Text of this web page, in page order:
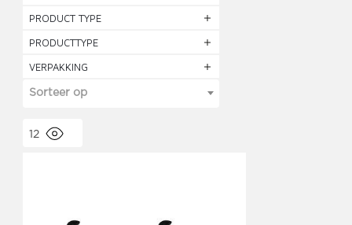
PRODUCT TYPE
PRODUCTTYPE
VERPAKKING
Sorteer op
12